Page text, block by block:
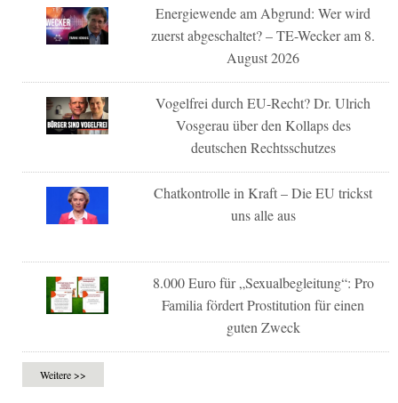
Energiewende am Abgrund: Wer wird
zuerst abgeschaltet? – TE-Wecker am 8.
August 2026
Vogelfrei durch EU-Recht? Dr. Ulrich
Vosgerau über den Kollaps des
deutschen Rechtsschutzes
Chatkontrolle in Kraft – Die EU trickst
uns alle aus
8.000 Euro für „Sexualbegleitung“: Pro
Familia fördert Prostitution für einen
guten Zweck
Weitere >>